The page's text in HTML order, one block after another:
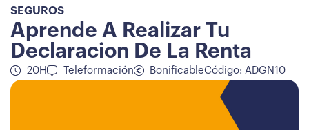
SEGUROS
Aprende A Realizar Tu
Declaracion De La Renta
20H Teleformación BonificableCódigo: ADGN10